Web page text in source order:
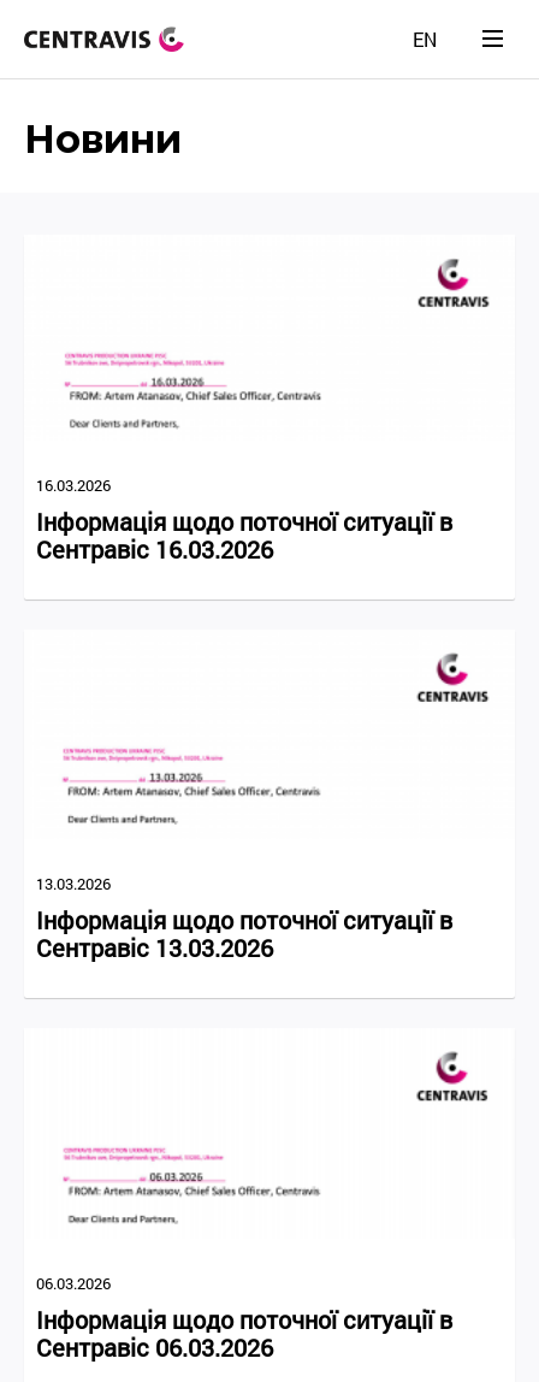
EN
Новини
16.03.2026
Інформація щодо поточної ситуації в
Сентравіс 16.03.2026
13.03.2026
Інформація щодо поточної ситуації в
Сентравіс 13.03.2026
06.03.2026
Інформація щодо поточної ситуації в
Сентравіс 06.03.2026